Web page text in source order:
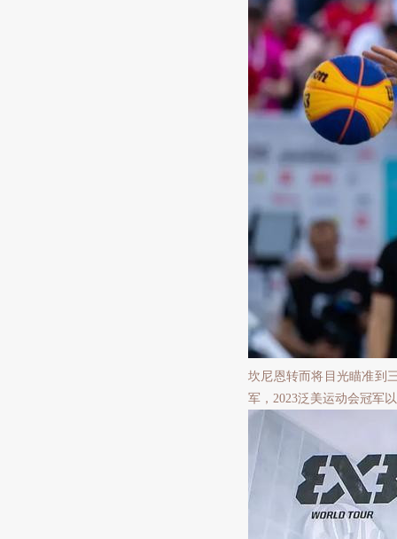
坎尼恩转而将目光瞄准到
军，2023泛美运动会冠军